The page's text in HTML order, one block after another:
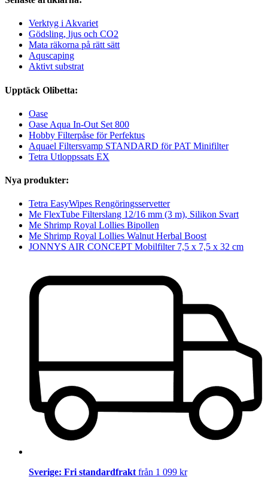
Verktyg i Akvariet
Gödsling, ljus och CO2
Mata räkorna på rätt sätt
Aquscaping
Aktivt substrat
Upptäck Olibetta:
Oase
Oase Aqua In-Out Set 800
Hobby Filterpåse för Perfektus
Aquael Filtersvamp STANDARD för PAT Minifilter
Tetra Utloppssats EX
Nya produkter:
Tetra EasyWipes Rengöringsservetter
Me FlexTube Filterslang 12/16 mm (3 m), Silikon Svart
Me Shrimp Royal Lollies Bipollen
Me Shrimp Royal Lollies Walnut Herbal Boost
JONNYS AIR CONCEPT Mobilfilter 7,5 x 7,5 x 32 cm
Sverige: Fri standardfrakt från 1 099 kr